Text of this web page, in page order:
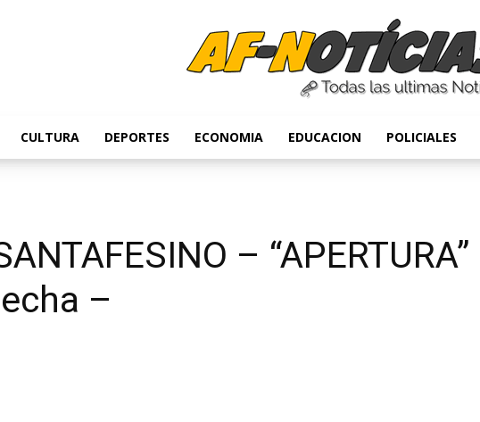
Anyulin
CULTURA DEPORTES ECONOMIA EDUCACION POLICIALES
– “APERTURA”
–